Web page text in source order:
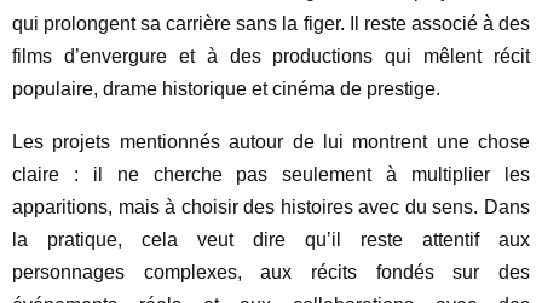
qui prolongent sa carrière sans la figer. Il reste associé à des
films d’envergure et à des productions qui mêlent récit
populaire, drame historique et cinéma de prestige.
Les projets mentionnés autour de lui montrent une chose
claire : il ne cherche pas seulement à multiplier les
apparitions, mais à choisir des histoires avec du sens. Dans
la pratique, cela veut dire qu’il reste attentif aux
personnages complexes, aux récits fondés sur des